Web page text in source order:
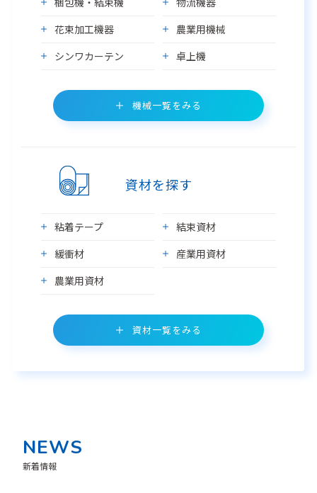
花束加工機器
農業用機械
シンワカーテン
卓上機
機械一覧をみる
資材を探す
粘着テープ
結束資材
緩衝材
産業用資材
農業用資材
資材一覧をみる
NEWS
新着情報